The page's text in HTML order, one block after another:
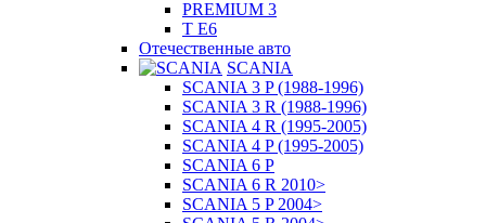
PREMIUM 3
T E6
Отечественные авто
SCANIA
SCANIA 3 P (1988-1996)
SCANIA 3 R (1988-1996)
SCANIA 4 R (1995-2005)
SCANIA 4 P (1995-2005)
SCANIA 6 P
SCANIA 6 R 2010>
SCANIA 5 P 2004>